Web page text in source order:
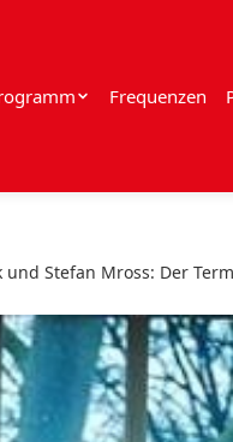
Frequenzen
und Stefan Mross: Der